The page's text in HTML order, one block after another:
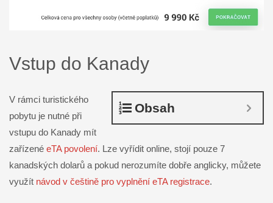
Vstup do Kanady
Obsah
V rámci turistického
pobytu je nutné při
vstupu do Kanady mít
zařízené eTA povolení. Lze vyřídit online, stojí pouze 7
kanadských dolarů a pokud nerozumíte dobře anglicky, můžete
využít návod v češtině pro vyplnění eTA registrace.